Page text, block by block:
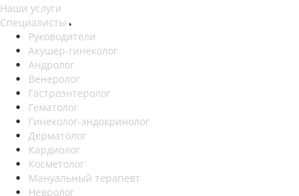
Наши услуги
Специалисты
Руководители
Акушер-гинеколог
Андролог
Венеролог
Гастроэнтеролог
Гематолог
Гинеколог-эндокринолог
Дерматолог
Кардиолог
Косметолог
Мануальный терапевт
Невролог